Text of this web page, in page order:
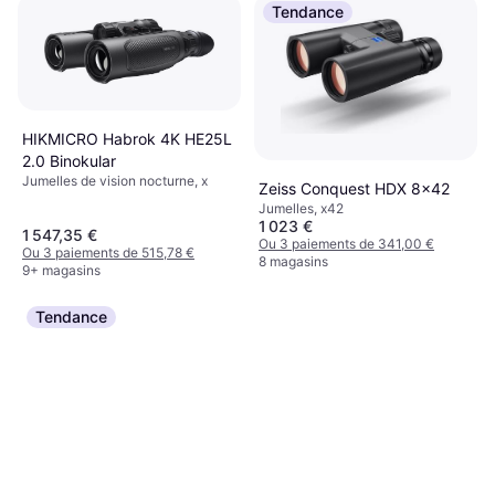
HIKMICRO Habrok 4K HE25L
2.0 Binokular
Jumelles de vision nocturne, x
1 547,35 €
Ou 3 paiements de 515,78 €
9+ magasins
Tendance
Zeiss Conquest HDX 8x42
Jumelles, x42
1 023 €
Ou 3 paiements de 341,00 €
8 magasins
Tendance